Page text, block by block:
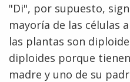
"Di", por supuesto,
mayoría de las células
las plantas son
diploides porque
madre y uno de su